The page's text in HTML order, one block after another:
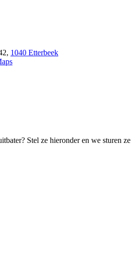
, 1040 Etterbeek
Stel ze hieronder en we sturen ze